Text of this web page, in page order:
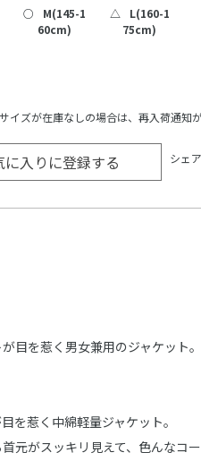
○
M(145-1
60cm)
△
L(160-1
75cm)
イズが在庫なしの場合は、再入荷通知が
に入りに登録する シェア
目を惹く男女兼用のジャケット。
を惹く中綿軽量ジャケット。
元がスッキリ見えて、色んなコー